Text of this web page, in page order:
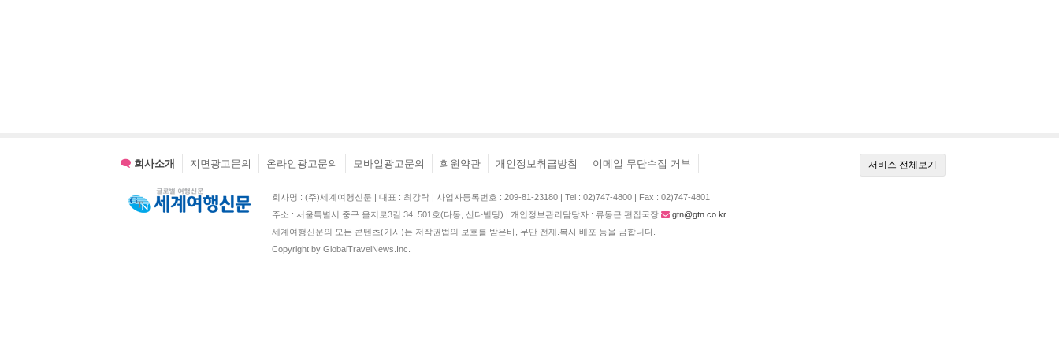
서비스 전체보기
회사소개 지면광고문의 온라인광고문의 모바일광고문의 회원약관 개인정보취급방침 이메일 무단수집 거부
회사명 : (주)세계여행신문 | 대표 : 최강락 | 사업자등록번호 : 209-81-23180 | Tel : 02)747-4800 | Fax : 02)747-4801
주소 : 서울특별시 중구 을지로3길 34, 501호(다동, 산다빌딩) | 개인정보관리담당자 : 류동근 편집국장
gtn@gtn.co.kr
세계여행신문의 모든 콘텐츠(기사)는 저작권법의 보호를 받은바, 무단 전재.복사.배포 등을 금합니다.
Copyright by GlobalTravelNews.Inc.